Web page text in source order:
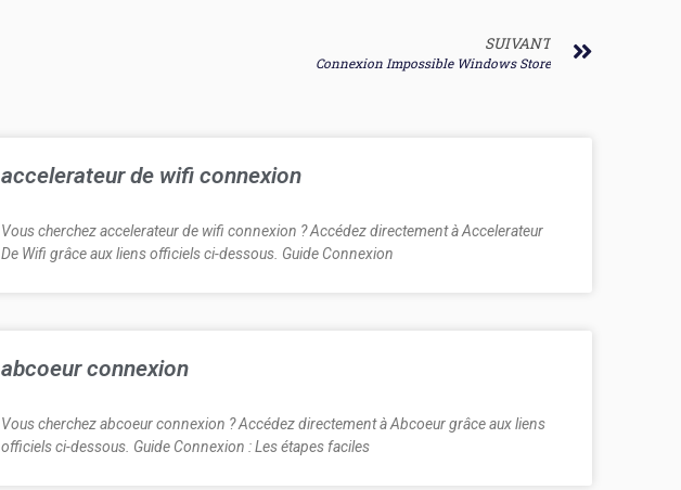
SUIVANT
Connexion Impossible Windows Store
accelerateur de wifi connexion
Vous cherchez accelerateur de wifi connexion ? Accédez directement à Accelerateur
De Wifi grâce aux liens officiels ci-dessous. Guide Connexion
abcoeur connexion
Vous cherchez abcoeur connexion ? Accédez directement à Abcoeur grâce aux liens
officiels ci-dessous. Guide Connexion : Les étapes faciles